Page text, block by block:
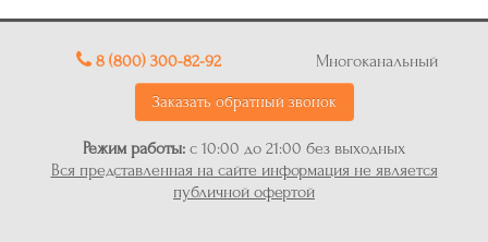
8 (800) 300-82-92 Многоканальный
Заказать обратный звонок
Режим работы: с 10:00 до 21:00 без выходных
Вся представленная на сайте информация не является
публичной офертой